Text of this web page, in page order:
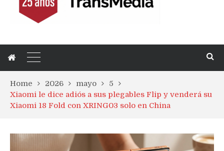
Home 2026 mayo
5
Xiaomi le dice adiós a sus plegables Flip y venderá su
Xiaomi 18 Fold con XRING03 solo en China